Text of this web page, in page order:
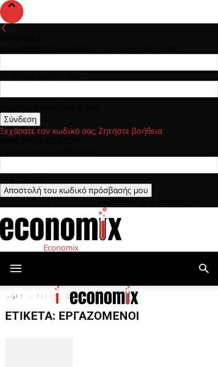
Ξεχάσατε τον κωδικό σας; Ζητήστε βοήθεια
Economix
Αρχική Ετικέτες εργαζόμενοι
ΕΤΙΚΈΤΑ: ΕΡΓΑΖΌΜΕΝΟΙ